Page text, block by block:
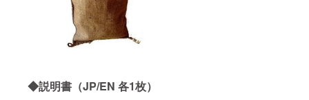
◆説明書（JP/EN 各1枚）